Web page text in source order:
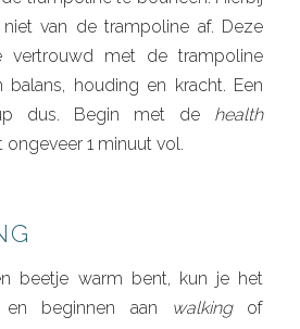
van de trampoline af. Deze
vertrouwd met de trampoline
balans, houding en kracht. Een
dus. Begin met de health
1 minuut vol.
beetje warm bent, kun je het
beginnen aan
walkingof